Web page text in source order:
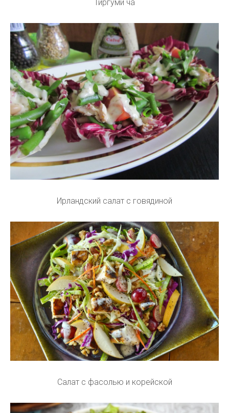
Тиргуми ча
Ирландский салат с говядиной
Салат с фасолью и корейской